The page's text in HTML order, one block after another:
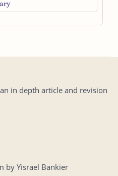
in depth article and revision
by Yisrael Bankier